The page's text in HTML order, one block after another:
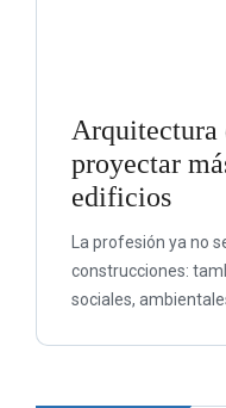
Arquitectura
proyectar
edificios
La profesión ya no
construcciones:
sociales,